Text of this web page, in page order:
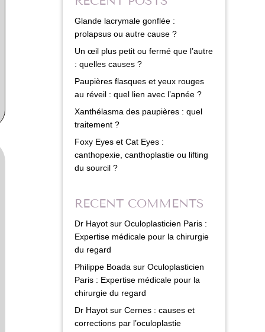
Glande lacrymale gonflée :
prolapsus ou autre cause ?
Un œil plus petit ou fermé que l’autre
: quelles causes ?
Paupières flasques et yeux rouges
au réveil : quel lien avec l’apnée ?
Xanthélasma des paupières : quel
traitement ?
Foxy Eyes et Cat Eyes :
canthopexie, canthoplastie ou lifting
du sourcil ?
RECENT COMMENTS
Dr Hayotsur Oculoplasticien Paris :
Expertise médicale pour la chirurgie
du regard
Philippe Boada sur Oculoplasticien
Paris : Expertise médicale pour la
chirurgie du regard
Dr Hayotsur Cernes : causes et
corrections par l’oculoplastie